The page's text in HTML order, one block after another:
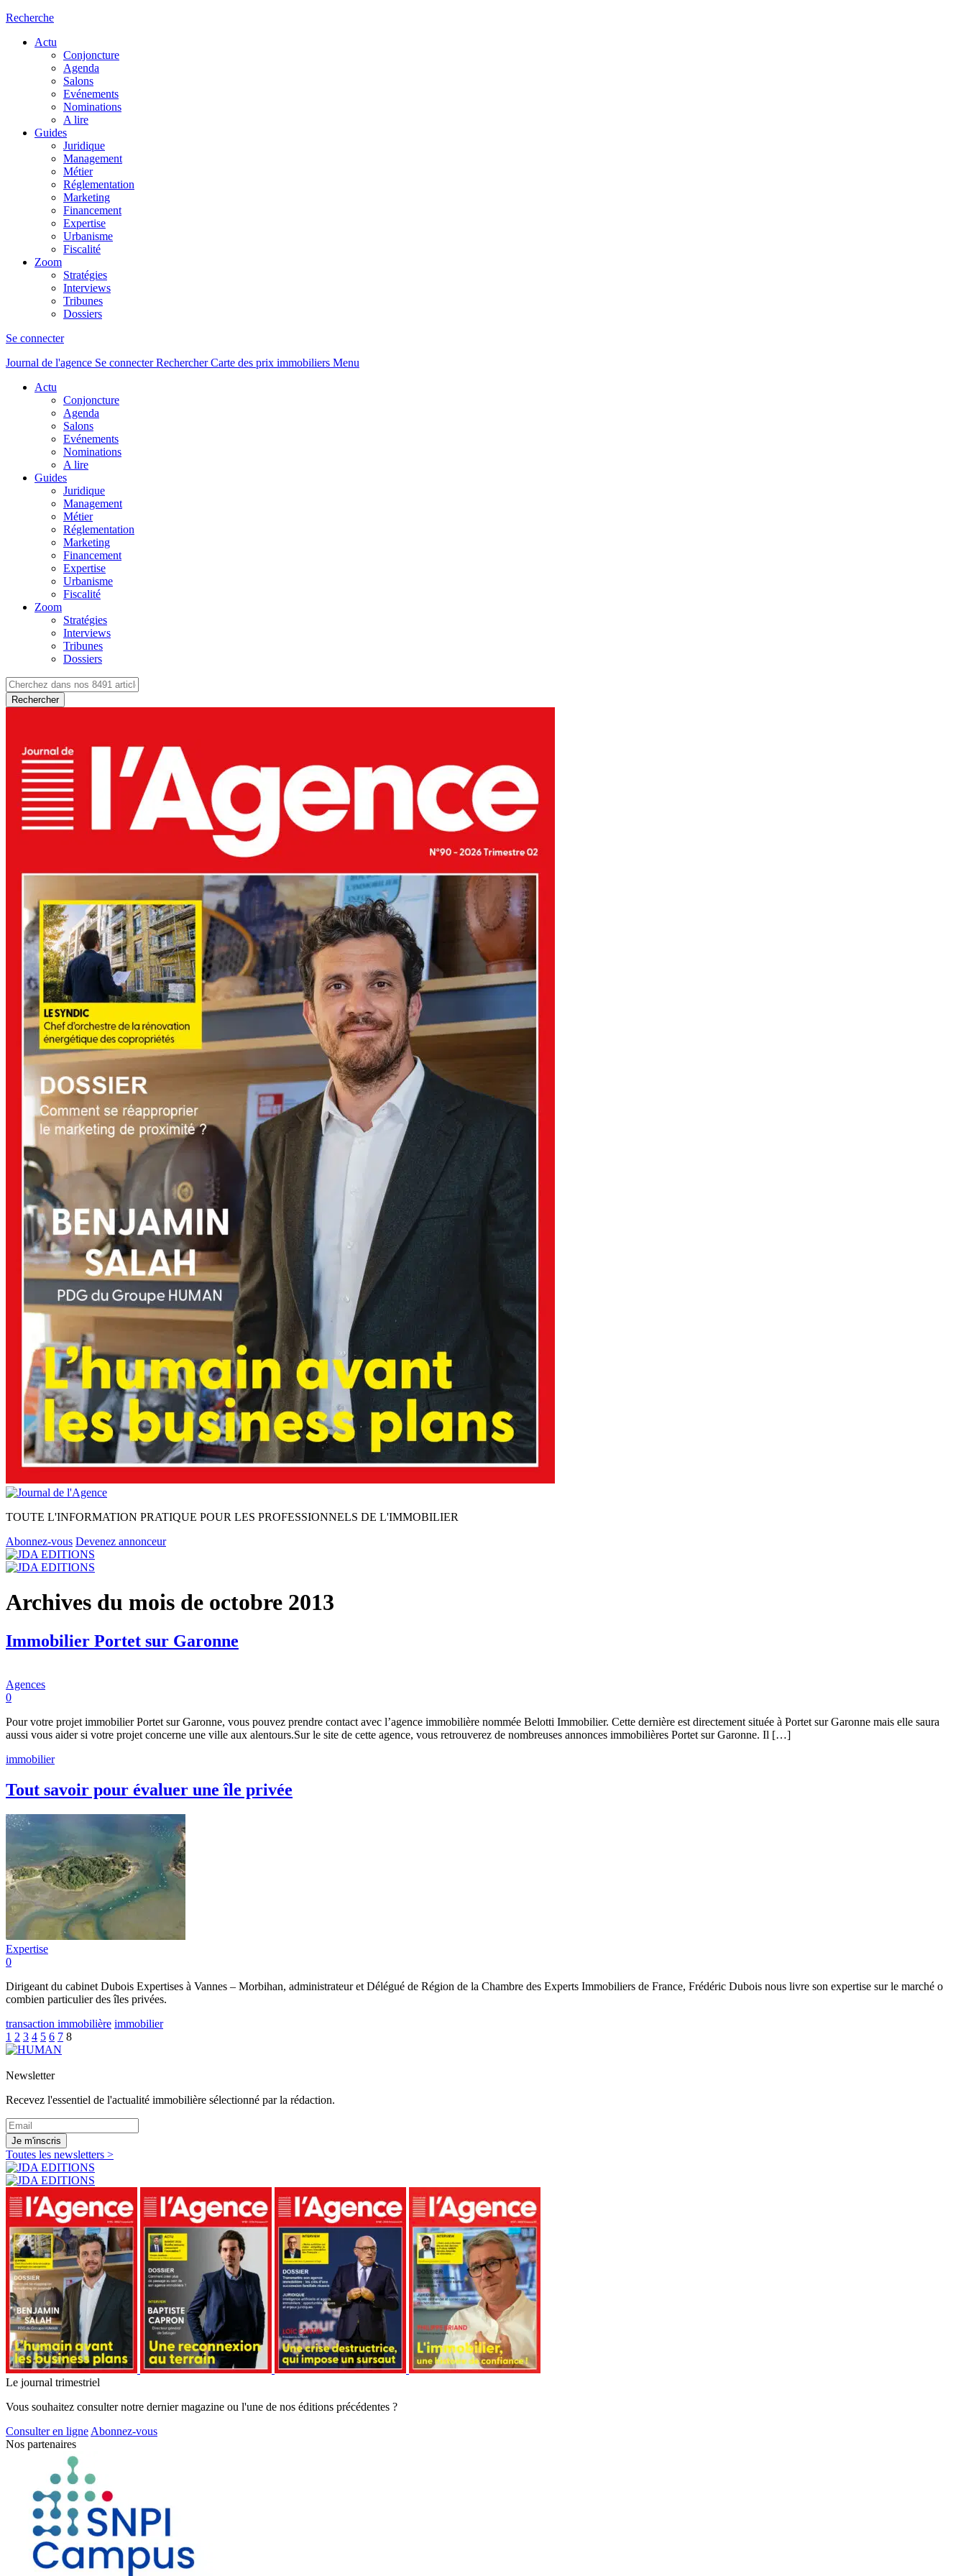
Recherche
Actu
Conjoncture
Agenda
Salons
Evénements
Nominations
A lire
Guides
Juridique
Management
Métier
Réglementation
Marketing
Financement
Expertise
Urbanisme
Fiscalité
Zoom
Stratégies
Interviews
Tribunes
Dossiers
Se connecter
Journal de l'agence Se connecterRechercher Carte des prix immobiliers Menu
Actu
Conjoncture
Agenda
Salons
Evénements
Nominations
A lire
Guides
Juridique
Management
Métier
Réglementation
Marketing
Financement
Expertise
Urbanisme
Fiscalité
Zoom
Stratégies
Interviews
Tribunes
Dossiers
Rechercher
TOUTE L'INFORMATION PRATIQUE POUR LES PROFESSIONNELS DE L'IMMOBILIER
Abonnez-vous Devenez annonceur
Archives du mois de octobre 2013
Immobilier Portet sur Garonne
Agences
0
Pour votre projet immobilier Portet sur Garonne, vous pouvez prendre contact avec l’agence immobilière nommée Belotti Immobilier. Cette dernière est directement située à Portet sur Garonne mais elle saura
aussi vous aider si votre projet concerne une ville aux alentours.Sur le site de cette agence, vous retrouverez de nombreuses annonces immobilières Portet sur Garonne. Il […]
immobilier
Tout savoir pour évaluer une île privée
Expertise
0
Dirigeant du cabinet Dubois Expertises à Vannes – Morbihan, administrateur et Délégué de Région de la Chambre des Experts Immobiliers de France, Frédéric Dubois nous livre son expertise sur le marché o
combien particulier des îles privées.
transaction immobilière immobilier
1 2 3 4 5 6 7 8
Newsletter
Recevez l'essentiel de l'actualité immobilière sélectionné par la rédaction.
Je m'inscris
Toutes les newsletters >
Le journal trimestriel
Vous souhaitez consulter notre dernier magazine ou l'une de nos éditions précédentes ?
Consulter en ligne Abonnez-vous
Nos partenaires